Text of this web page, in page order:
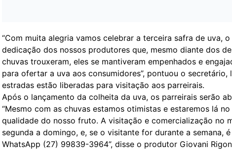
“Com muita alegria vamos celebrar a terceira safra de uva, o
dedicação dos nossos produtores que, mesmo diante dos
chuvas trouxeram, eles se mantiveram empenhados e
para ofertar a uva aos consumidores”, pontuou o secretário,
estradas estão liberadas para visitação aos parreirais.
Após o lançamento da colheita da uva, os parreirais serão
“Mesmo com as chuvas estamos otimistas e estaremos lá
qualidade do nosso fruto. A visitação e comercialização no
segunda a domingo, e, se o visitante for durante a semana,
WhatsApp (27) 99839-3964”, disse o produtor Giovani